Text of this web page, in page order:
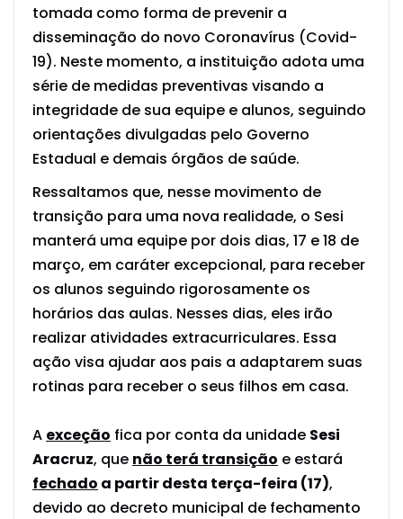
tomada como forma de prevenir a
disseminação do novo Coronavírus (Covid-
19). Neste momento, a instituição adota uma
série de medidas preventivas visando a
integridade de sua equipe e alunos, seguindo
orientações divulgadas pelo Governo
Estadual e demais órgãos de saúde.
Ressaltamos que, nesse movimento de
transição para uma nova realidade, o Sesi
manterá uma equipe por dois dias, 17 e 18 de
março, em caráter excepcional, para receber
os alunos seguindo rigorosamente os
horários das aulas. Nesses dias, eles irão
realizar atividades extracurriculares. Essa
ação visa ajudar aos pais a adaptarem suas
rotinas para receber o seus filhos em casa.
A exceção fica por conta da unidade Sesi
Aracruz, que não terá transição e estará
fechado a partir desta terça-feira (17),
devido ao decreto municipal de fechamento